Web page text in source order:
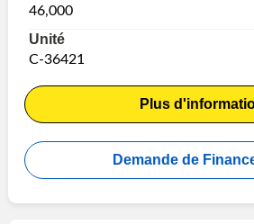
46,000
Unité
C-36421
Plus
Demande de